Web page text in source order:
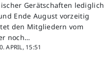
Gerätschaften lediglich
Ende August vorzeitig
den Mitgliedern vom
noch…
APRIL, 15:51